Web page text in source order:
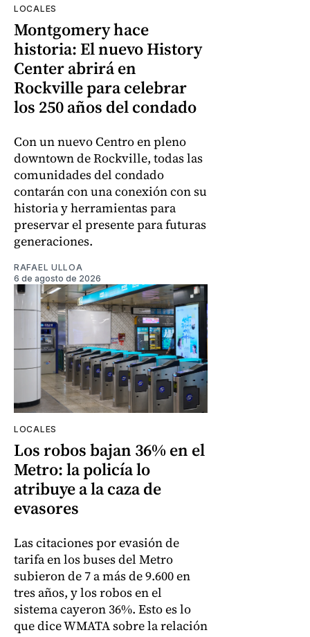
LOCALES
Montgomery hace
historia: El nuevo History
Center abrirá en
Rockville para celebrar
los 250 años del condado
Con un nuevo Centro en pleno
downtown de Rockville, todas las
comunidades del condado
contarán con una conexión con su
historia y herramientas para
preservar el presente para futuras
generaciones.
RAFAEL ULLOA
6 de agosto de 2026
LOCALES
Los robos bajan 36% en el
Metro: la policía lo
atribuye a la caza de
evasores
Las citaciones por evasión de
tarifa en los buses del Metro
subieron de 7 a más de 9.600 en
tres años, y los robos en el
sistema cayeron 36%. Esto es lo
que dice WMATA sobre la relación